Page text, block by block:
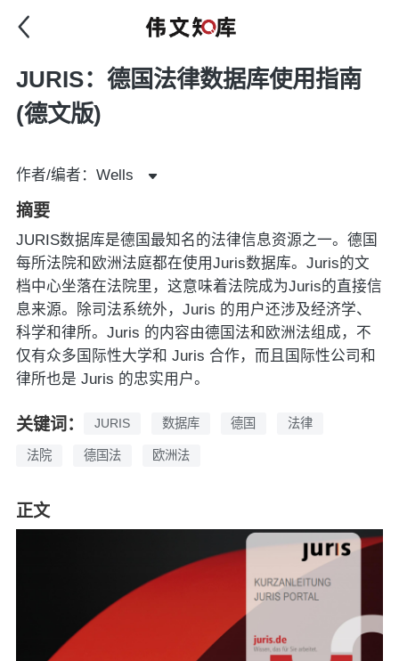
JURIS：德国法律数据库使用指南
(德文版)
作者/编者：Wells
摘要
JURIS数据库是德国最知名的法律信息资源之一。德国
每所法院和欧洲法庭都在使用Juris数据库。Juris的文
档中心坐落在法院里，这意味着法院成为Juris的直接信
息来源。除司法系统外，Juris 的用户还涉及经济学、
科学和律所。Juris 的内容由德国法和欧洲法组成，不
仅有众多国际性大学和 Juris 合作，而且国际性公司和
律所也是 Juris 的忠实用户。
关键词： JURIS 数据库 德国 法律
法院 德国法 欧洲法
正文